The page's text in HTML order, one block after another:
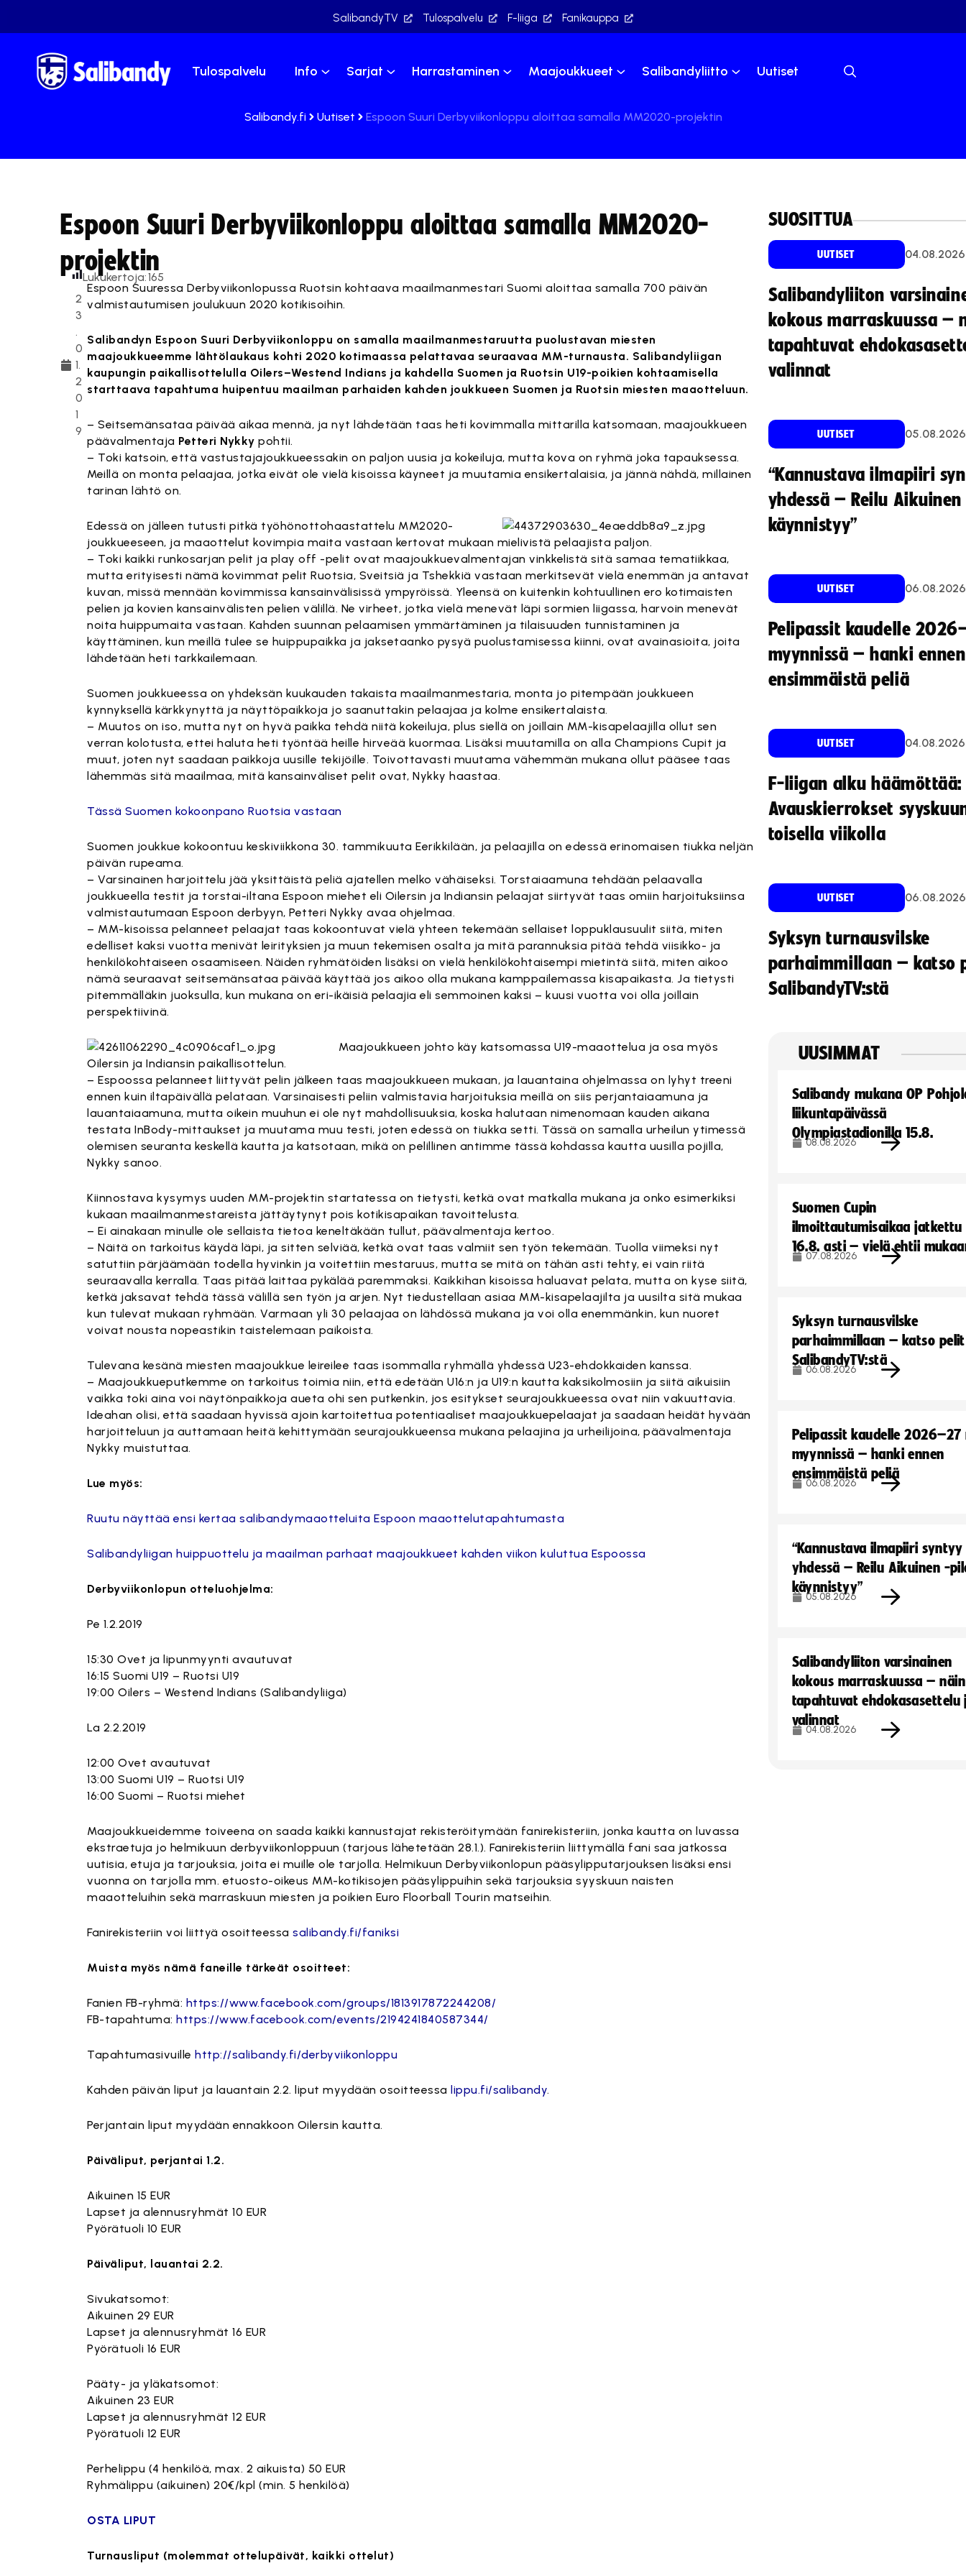
SalibandyTV Tulospalvelu F-liiga Fanikauppa
Tulospalvelu Info Sarjat Harrastaminen Maajoukkueet Salibandyliitto Uutiset
Salibandy.fi Uutiset Espoon Suuri Derbyviikonloppu aloittaa samalla MM2020-projektin
Espoon Suuri Derbyviikonloppu aloittaa samalla MM2020-
projektin
2
3
.
0
1.
2
0
1
9
Lukukertoja:165
Espoon Suuressa Derbyviikonlopussa Ruotsin kohtaava maailmanmestari Suomi aloittaa samalla 700 päivän
valmistautumisen joulukuun 2020 kotikisoihin.
Salibandyn Espoon Suuri Derbyviikonloppu on samalla maailmanmestaruutta puolustavan miesten
maajoukkueemme lähtölaukaus kohti 2020 kotimaassa pelattavaa seuraavaa MM-turnausta. Salibandyliigan
kaupungin paikallisottelulla Oilers–Westend Indians ja kahdella Suomen ja Ruotsin U19-poikien kohtaamisella
starttaava tapahtuma huipentuu maailman parhaiden kahden joukkueen Suomen ja Ruotsin miesten maaotteluun.
– Seitsemänsataa päivää aikaa mennä, ja nyt lähdetään taas heti kovimmalla mittarilla katsomaan, maajoukkueen
päävalmentaja Petteri Nykky pohtii.
– Toki katsoin, että vastustajajoukkueessakin on paljon uusia ja kokeiluja, mutta kova on ryhmä joka tapauksessa.
Meillä on monta pelaajaa, jotka eivät ole vielä kisoissa käyneet ja muutamia ensikertalaisia, ja jännä nähdä, millainen
tarinan lähtö on.
Edessä on jälleen tutusti pitkä työhönottohaastattelu MM2020-
joukkueeseen, ja maaottelut kovimpia maita vastaan kertovat mukaan mielivistä pelaajista paljon.
– Toki kaikki runkosarjan pelit ja play off -pelit ovat maajoukkuevalmentajan vinkkelistä sitä samaa tematiikkaa,
mutta erityisesti nämä kovimmat pelit Ruotsia, Sveitsiä ja Tshekkiä vastaan merkitsevät vielä enemmän ja antavat
kuvan, missä mennään kovimmissa kansainvälisissä ympyröissä. Yleensä on kuitenkin kohtuullinen ero kotimaisten
pelien ja kovien kansainvälisten pelien välillä. Ne virheet, jotka vielä menevät läpi sormien liigassa, harvoin menevät
noita huippumaita vastaan. Kahden suunnan pelaamisen ymmärtäminen ja tilaisuuden tunnistaminen ja
käyttäminen, kun meillä tulee se huippupaikka ja jaksetaanko pysyä puolustamisessa kiinni, ovat avainasioita, joita
lähdetään heti tarkkailemaan.
Suomen joukkueessa on yhdeksän kuukauden takaista maailmanmestaria, monta jo pitempään joukkueen
kynnyksellä kärkkynyttä ja näyttöpaikkoja jo saanuttakin pelaajaa ja kolme ensikertalaista.
– Muutos on iso, mutta nyt on hyvä paikka tehdä niitä kokeiluja, plus siellä on joillain MM-kisapelaajilla ollut sen
verran kolotusta, ettei haluta heti työntää heille hirveää kuormaa. Lisäksi muutamilla on alla Champions Cupit ja
muut, joten nyt saadaan paikkoja uusille tekijöille. Toivottavasti muutama vähemmän mukana ollut pääsee taas
lähemmäs sitä maailmaa, mitä kansainväliset pelit ovat, Nykky haastaa.
Tässä Suomen kokoonpano Ruotsia vastaan
Suomen joukkue kokoontuu keskiviikkona 30. tammikuuta Eerikkilään, ja pelaajilla on edessä erinomaisen tiukka neljän
päivän rupeama.
– Varsinainen harjoittelu jää yksittäistä peliä ajatellen melko vähäiseksi. Torstaiaamuna tehdään pelaavalla
joukkueella testit ja torstai-iltana Espoon miehet eli Oilersin ja Indiansin pelaajat siirtyvät taas omiin harjoituksiinsa
valmistautumaan Espoon derbyyn, Petteri Nykky avaa ohjelmaa.
– MM-kisoissa pelanneet pelaajat taas kokoontuvat vielä yhteen tekemään sellaiset loppuklausuulit siitä, miten
edelliset kaksi vuotta menivät leirityksien ja muun tekemisen osalta ja mitä parannuksia pitää tehdä viisikko- ja
henkilökohtaiseen osaamiseen. Näiden ryhmätöiden lisäksi on vielä henkilökohtaisempi mietintä siitä, miten aikoo
nämä seuraavat seitsemänsataa päivää käyttää jos aikoo olla mukana kamppailemassa kisapaikasta. Ja tietysti
pitemmälläkin juoksulla, kun mukana on eri-ikäisiä pelaajia eli semmoinen kaksi – kuusi vuotta voi olla joillain
perspektiivinä.
Maajoukkueen johto käy katsomassa U19-maaottelua ja osa myös
Oilersin ja Indiansin paikallisottelun.
– Espoossa pelanneet liittyvät pelin jälkeen taas maajoukkueen mukaan, ja lauantaina ohjelmassa on lyhyt treeni
ennen kuin iltapäivällä pelataan. Varsinaisesti peliin valmistavia harjoituksia meillä on siis perjantaiaamuna ja
lauantaiaamuna, mutta oikein muuhun ei ole nyt mahdollisuuksia, koska halutaan nimenomaan kauden aikana
testata InBody-mittaukset ja muutama muu testi, joten edessä on tiukka setti. Tässä on samalla urheilun ytimessä
olemisen seuranta keskellä kautta ja katsotaan, mikä on pelillinen antimme tässä kohdassa kautta uusilla pojilla,
Nykky sanoo.
Kiinnostava kysymys uuden MM-projektin startatessa on tietysti, ketkä ovat matkalla mukana ja onko esimerkiksi
kukaan maailmanmestareista jättäytynyt pois kotikisapaikan tavoittelusta.
– Ei ainakaan minulle ole sellaista tietoa keneltäkään tullut, päävalmentaja kertoo.
– Näitä on tarkoitus käydä läpi, ja sitten selviää, ketkä ovat taas valmiit sen työn tekemään. Tuolla viimeksi nyt
satuttiin pärjäämään todella hyvinkin ja voitettiin mestaruus, mutta se mitä on tähän asti tehty, ei vain riitä
seuraavalla kerralla. Taas pitää laittaa pykälää paremmaksi. Kaikkihan kisoissa haluavat pelata, mutta on kyse siitä,
ketkä jaksavat tehdä tässä välillä sen työn ja arjen. Nyt tiedustellaan asiaa MM-kisapelaajilta ja uusilta sitä mukaa
kun tulevat mukaan ryhmään. Varmaan yli 30 pelaajaa on lähdössä mukana ja voi olla enemmänkin, kun nuoret
voivat nousta nopeastikin taistelemaan paikoista.
Tulevana kesänä miesten maajoukkue leireilee taas isommalla ryhmällä yhdessä U23-ehdokkaiden kanssa.
– Maajoukkueputkemme on tarkoitus toimia niin, että edetään U16:n ja U19:n kautta kaksikolmosiin ja siitä aikuisiin
vaikka toki aina voi näytönpaikkoja aueta ohi sen putkenkin, jos esitykset seurajoukkueessa ovat niin vakuuttavia.
Ideahan olisi, että saadaan hyvissä ajoin kartoitettua potentiaaliset maajoukkuepelaajat ja saadaan heidät hyvään
harjoitteluun ja auttamaan heitä kehittymään seurajoukkueensa mukana pelaajina ja urheilijoina, päävalmentaja
Nykky muistuttaa.
Lue myös:
Ruutu näyttää ensi kertaa salibandymaaotteluita Espoon maaottelutapahtumasta
Salibandyliigan huippuottelu ja maailman parhaat maajoukkueet kahden viikon kuluttua Espoossa
Derbyviikonlopun otteluohjelma:
Pe 1.2.2019
15:30 Ovet ja lipunmyynti avautuvat
16:15 Suomi U19 – Ruotsi U19
19:00 Oilers – Westend Indians (Salibandyliiga)
La 2.2.2019
12:00 Ovet avautuvat
13:00 Suomi U19 – Ruotsi U19
16:00 Suomi – Ruotsi miehet
Maajoukkueidemme toiveena on saada kaikki kannustajat rekisteröitymään fanirekisteriin, jonka kautta on luvassa
ekstraetuja jo helmikuun derbyviikonloppuun (tarjous lähetetään 28.1.). Fanirekisteriin liittymällä fani saa jatkossa
uutisia, etuja ja tarjouksia, joita ei muille ole tarjolla. Helmikuun Derbyviikonlopun pääsylipputarjouksen lisäksi ensi
vuonna on tarjolla mm. etuosto-oikeus MM-kotikisojen pääsylippuihin sekä tarjouksia syyskuun naisten
maaotteluihin sekä marraskuun miesten ja poikien Euro Floorball Tourin matseihin.
Fanirekisteriin voi liittyä osoitteessa salibandy.fi/faniksi
Muista myös nämä faneille tärkeät osoitteet:
Fanien FB-ryhmä: https://www.facebook.com/groups/1813917872244208/
FB-tapahtuma: https://www.facebook.com/events/2194241840587344/
Tapahtumasivuille http://salibandy.fi/derbyviikonloppu
Kahden päivän liput ja lauantain 2.2. liput myydään osoitteessa lippu.fi/salibandy.
Perjantain liput myydään ennakkoon Oilersin kautta.
Päiväliput, perjantai 1.2.
Aikuinen 15 EUR
Lapset ja alennusryhmät 10 EUR
Pyörätuoli 10 EUR
Päiväliput, lauantai 2.2.
Sivukatsomot:
Aikuinen 29 EUR
Lapset ja alennusryhmät 16 EUR
Pyörätuoli 16 EUR
Pääty- ja yläkatsomot:
Aikuinen 23 EUR
Lapset ja alennusryhmät 12 EUR
Pyörätuoli 12 EUR
Perhelippu (4 henkilöä, max. 2 aikuista) 50 EUR
Ryhmälippu (aikuinen) 20€/kpl (min. 5 henkilöä)
OSTA LIPUT
Turnausliput (molemmat ottelupäivät, kaikki ottelut)
SUOSITTUA
UUTISET 04.08.2026
Salibandyliiton
kokous marraskuussa –
tapahtuvat
valinnat
UUTISET 05.08.2026
“Kannustava ilmapiiri
yhdessä – Reilu
käynnistyy”
UUTISET 06.08.2026
Pelipassit kaudelle
myynnissä – hanki ennen
ensimmäistä peliä
UUTISET 04.08.2026
F-liigan alku häämöttää:
Avauskierrokset
toisella viikolla
UUTISET 06.08.2026
Syksyn turnausvilske
parhaimmillaan – katso
SalibandyTV:stä
UUSIMMAT
Salibandy mukana OP
liikuntapäivässä
Olympiastadionilla 15.8.
08.08.2026
Suomen Cupin
ilmoittautumisaikaa jatkettu
16.8. asti – vielä ehtii
07.08.2026
Syksyn turnausvilske
parhaimmillaan – katso pelit
SalibandyTV:stä
06.08.2026
Pelipassit kaudelle
myynnissä – hanki ennen
ensimmäistä peliä
06.08.2026
“Kannustava ilmapiiri syntyy
yhdessä – Reilu Aikuinen -
käynnistyy”
05.08.2026
Salibandyliiton varsinainen
kokous marraskuussa – näin
tapahtuvat ehdokasasettelu
valinnat
04.08.2026